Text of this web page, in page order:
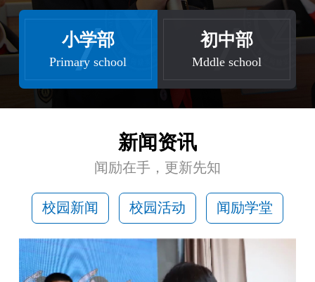
小学部
Primary school
初中部
Mddle school
新闻资讯
闻励在手，更新先知
校园新闻 校园活动 闻励学堂